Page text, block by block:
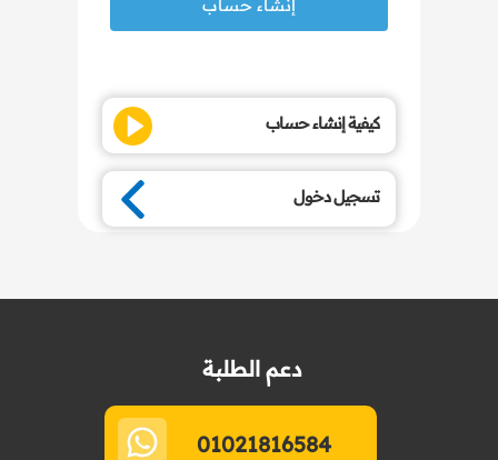
كيفية إنشاء حساب
تسجيل دخول
دعم الطلبة
01021816584